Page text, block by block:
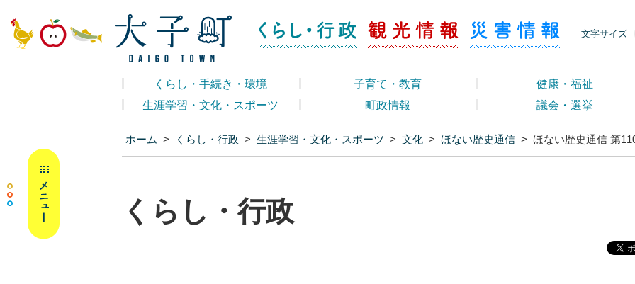
大子町ホームページ くらし・行政
文字サイズ
くらし・行政 観光情報 災害情報
くらし・手続き・環境 子育て・教育
健康・福祉
生涯学習・文化・スポーツ
町政情報 議会・選挙
ホーム > くらし・行政 > 生涯学習・文化・スポーツ > 文化 > ほない歴史通信 > ほない歴史通信 第
くらし・行政